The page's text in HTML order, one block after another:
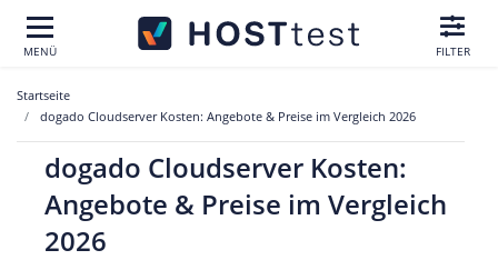
MENÜ FILTER
Startseite
dogado Cloudserver Kosten: Angebote & Preise im Vergleich 2026
dogado Cloudserver Kosten:
Angebote & Preise im Vergleich
2026